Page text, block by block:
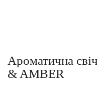
Ароматична
& AMBER